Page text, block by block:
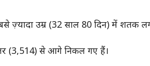
उम्र (32 साल 80 दिन) में शतक
(3,514) से आगे निकल गए हैं।